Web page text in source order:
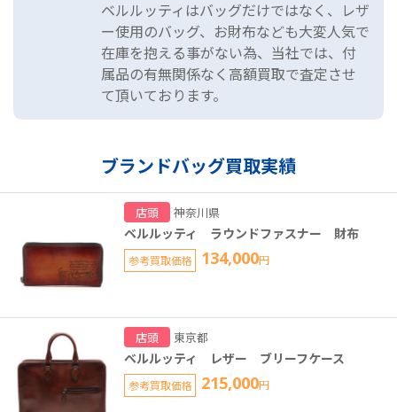
ベルルッティはバッグだけではなく、レザ
ー使用のバッグ、お財布なども大変人気で
在庫を抱える事がない為、当社では、付
属品の有無関係なく高額買取で査定させ
て頂いております。
ブランドバッグ買取実績
店頭 神奈川県
ベルルッティ ラウンドファスナー 財布
参考買取価格 134,000円
店頭 東京都
ベルルッティ レザー ブリーフケース
参考買取価格 215,000円